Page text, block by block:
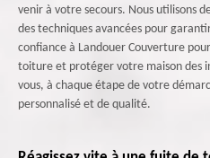
venir à votre secours. Nous utilisons
des techniques avancées pour
confiance à Landouer Couverture
toiture et protéger votre maison des
vous, à chaque étape de votre
personnalisé et de qualité.